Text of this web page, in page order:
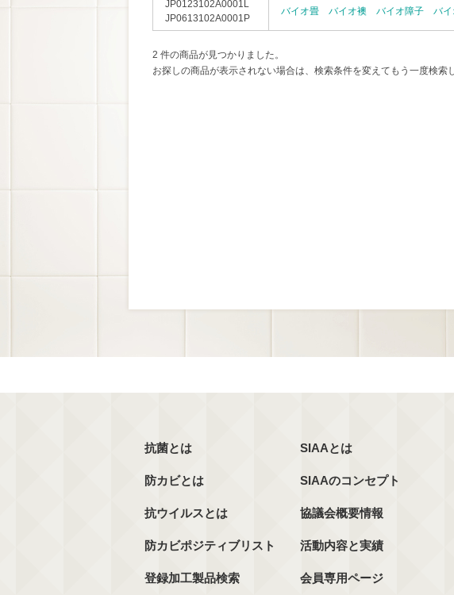
JP0123102A0001L
JP0613102A0001P
バイオ畳 バイオ襖 バイオ障子 バイ
2 件の商品が見つかりました。
お探しの商品が表示されない場合は、検索条件を変えてもう一度検索
抗菌とは
防カビとは
抗ウイルスとは
防カビポジティブリスト
登録加工製品検索
SIAAとは
SIAAのコンセプト
協議会概要情報
活動内容と実績
会員専用ページ